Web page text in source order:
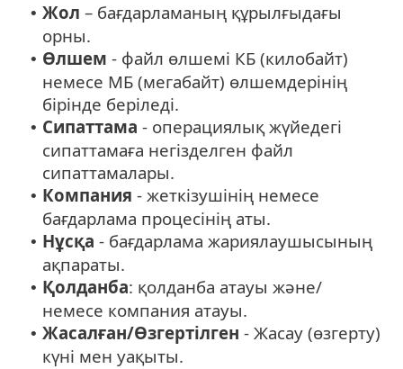
• Жол – бағдарламаның құрылғыдағы
орны.
• Өлшем - файл өлшемі КБ (килобайт)
немесе MБ (мегабайт) өлшемдерінің
бірінде беріледі.
• Сипаттама - операциялық жүйедегі
сипаттамаға негізделген файл
сипаттамалары.
• Компания - жеткізушінің немесе
бағдарлама процесінің аты.
• Нұсқа - бағдарлама жариялаушысының
ақпараты.
• Қолданба: қолданба атауы және/
немесе компания атауы.
• Жасалған/Өзгертілген - Жасау (өзгерту)
күні мен уақыты.